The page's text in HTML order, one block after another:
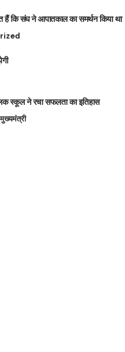
हैं कि संघ ने आपातकाल का समर्थन किया था
स्कूल ने रचा सफलता का इतिहास
मुख्यमंत्री